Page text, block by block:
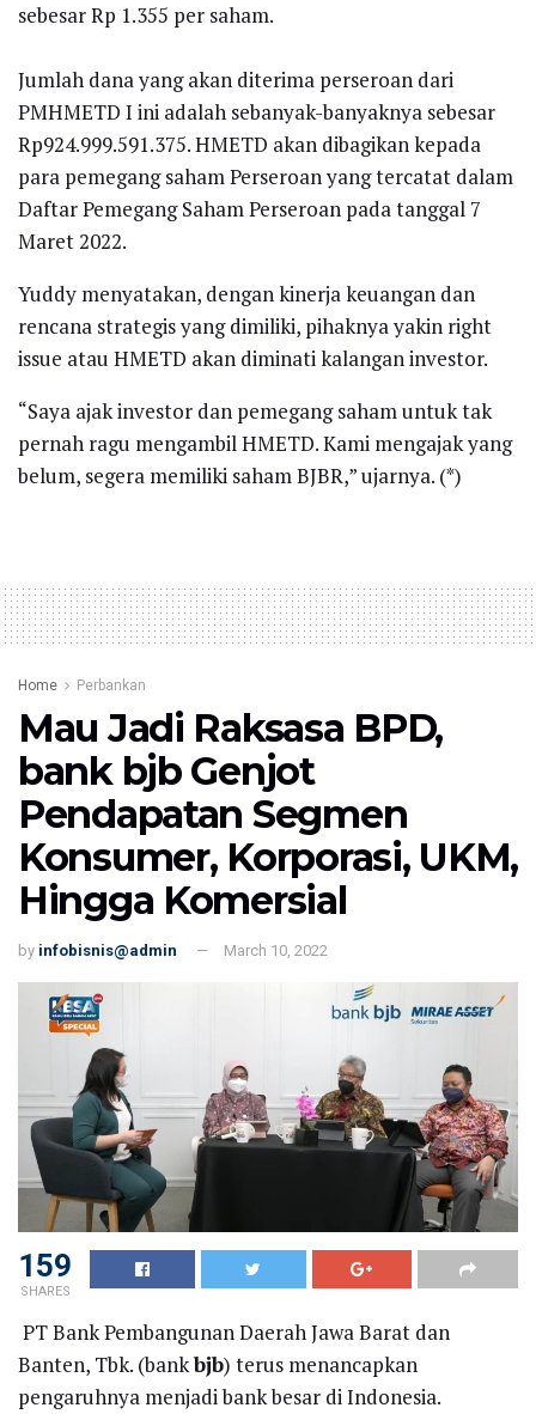
sebesar Rp 1.355 per saham.
Jumlah dana yang akan diterima perseroan dari
PMHMETD I ini adalah sebanyak-banyaknya sebesar
Rp924.999.591.375. HMETD akan dibagikan kepada
para pemegang saham Perseroan yang tercatat dalam
Daftar Pemegang Saham Perseroan pada tanggal 7
Maret 2022.
Yuddy menyatakan, dengan kinerja keuangan dan
rencana strategis yang dimiliki, pihaknya yakin right
issue atau HMETD akan diminati kalangan investor.
“Saya ajak investor dan pemegang saham untuk tak
pernah ragu mengambil HMETD. Kami mengajak yang
belum, segera memiliki saham BJBR,” ujarnya. (*)
Home Perbankan
Mau Jadi Raksasa BPD,
bank bjb Genjot
Pendapatan Segmen
Konsumer, Korporasi, UKM,
Hingga Komersial
by infobisnis@admin March 10, 2022
159
SHARES
PT Bank Pembangunan Daerah Jawa Barat dan
Banten, Tbk. (bankbjb) terus menancapkan
pengaruhnya menjadi bank besar di Indonesia.